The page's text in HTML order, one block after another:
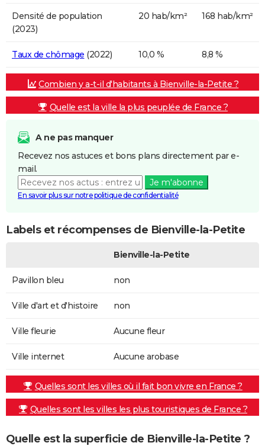
Densité de population
(2023)
20 hab/km² 168 hab/km²
Taux de chômage (2022) 10,0 % 8,8 %
Combien y a-t-il d'habitants à Bienville-la-Petite ?
Quelle est la ville la plus peuplée de France ?
A ne pas manquer
Recevez nos astuces et bons plans directement par e-
mail.
Je m'abonne
En savoir plus sur notre politique de confidentialité
Labels et récompenses de Bienville-la-Petite
Bienville-la-Petite
Pavillon bleu non
Ville d'art et d'histoire non
Ville fleurie Aucune fleur
Ville internet Aucune arobase
Quelles sont les villes où il fait bon vivre en France ?
Quelles sont les villes les plus touristiques de France ?
Quelle est la superficie de Bienville-la-Petite ?